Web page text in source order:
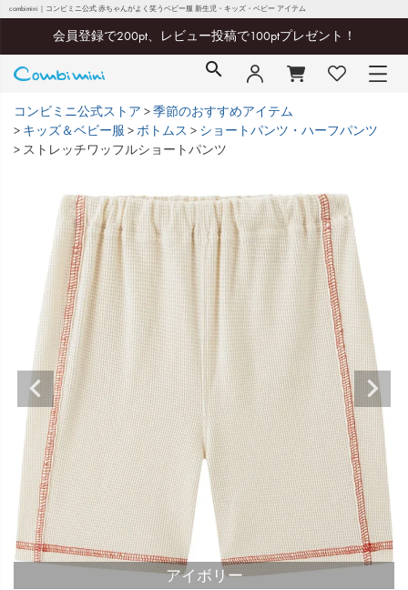
combimini｜コンビミニ公式 赤ちゃんがよく笑うベビー服 新生児・キッズ・ベビー アイテム
会員登録で200pt、レビュー投稿で100ptプレゼント！
コンビミニ公式ストア
季節のおすすめアイテム
キッズ＆ベビー服
ボトムス
ショートパンツ・ハーフパンツ
ストレッチワッフルショートパンツ
アイボリー